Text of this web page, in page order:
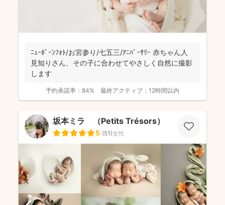
ﾆｭｰﾎﾞｰﾝﾌｫﾄ/お宮参り/七五三/ｱﾆﾊﾞｰｻﾘｰ 赤ちゃん人
見知りさん、その子に合わせてやさしく自然に撮影
します
予約承諾率： 84% 最終アクティブ： 12時間以内
坂本ミラ （Petits Trésors）
5 (51)女性